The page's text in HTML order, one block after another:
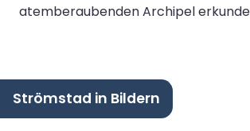
atemberaubenden Archipel
Strömstad in Bildern